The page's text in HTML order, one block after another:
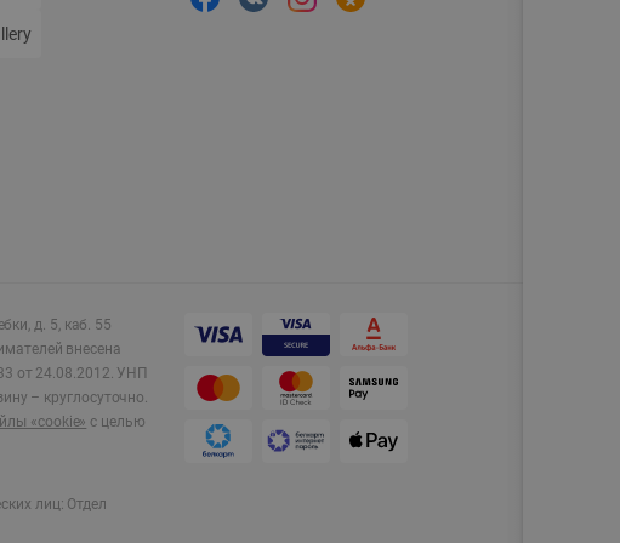
д. 5, каб. 55
внесена
от 24.08.2012. УНП
– круглосуточно.
«cookie» с целью
лиц: Отдел